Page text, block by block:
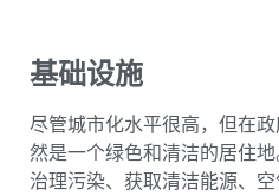
基础设施
尽管城市化水平很高，但在
然是一个绿色和清洁的居住地
治理污染、获取清洁能源、